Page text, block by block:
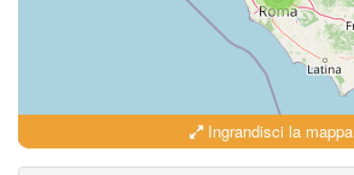
Ingrandisci la mappa